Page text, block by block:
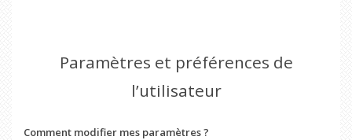
Paramètres et préférences de
l’utilisateur
Comment modifier mes paramètres ?